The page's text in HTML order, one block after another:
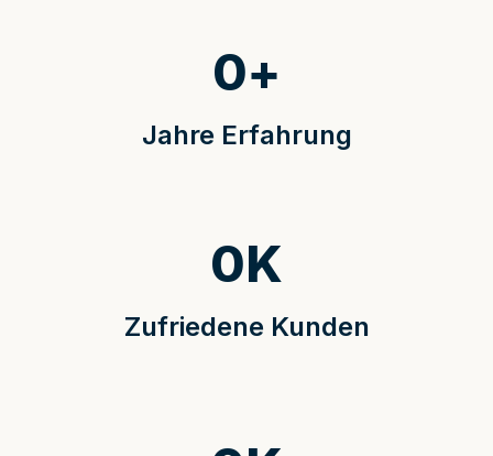
Jahre Erfahrung
0+
Zufriedene Kunden
0K